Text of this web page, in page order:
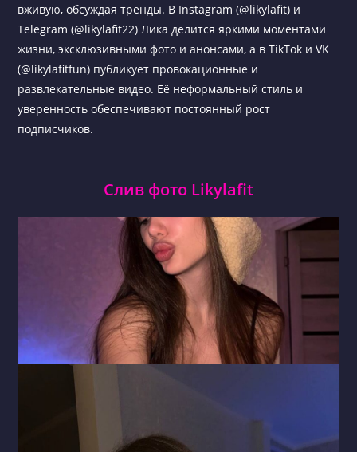
вживую, обсуждая тренды. В Instagram (@likylafit) и
Telegram (@likylafit22) Лика делится яркими моментами
жизни, эксклюзивными фото и анонсами, а в TikTok и VK
(@likylafitfun) публикует провокационные и
развлекательные видео. Её неформальный стиль и
уверенность обеспечивают постоянный рост
подписчиков.
Слив фото Likylafit